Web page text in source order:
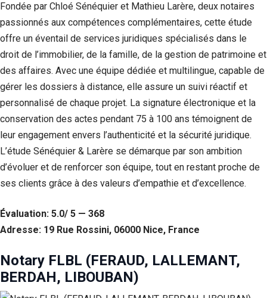
Fondée par Chloé Sénéquier et Mathieu Larère, deux notaires
passionnés aux compétences complémentaires, cette étude
offre un éventail de services juridiques spécialisés dans le
droit de l’immobilier, de la famille, de la gestion de patrimoine et
des affaires. Avec une équipe dédiée et multilingue, capable de
gérer les dossiers à distance, elle assure un suivi réactif et
personnalisé de chaque projet. La signature électronique et la
conservation des actes pendant 75 à 100 ans témoignent de
leur engagement envers l’authenticité et la sécurité juridique.
L’étude Sénéquier & Larère se démarque par son ambition
d’évoluer et de renforcer son équipe, tout en restant proche de
ses clients grâce à des valeurs d’empathie et d’excellence.
Évaluation: 5.0/ 5 — 368
Adresse: 19 Rue Rossini, 06000 Nice, France
Notary FLBL (FERAUD, LALLEMANT,
BERDAH, LIBOUBAN)